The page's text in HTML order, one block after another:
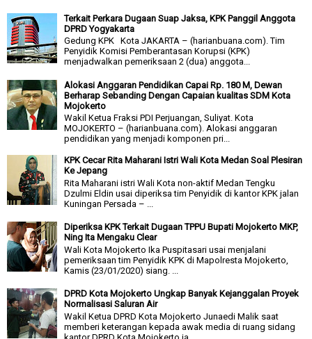
Terkait Perkara Dugaan Suap Jaksa, KPK Panggil Anggota
DPRD Yogyakarta
Gedung KPK Kota JAKARTA – (harianbuana.com). Tim
Penyidik Komisi Pemberantasan Korupsi (KPK)
menjadwalkan pemeriksaan 2 (dua) anggota...
Alokasi Anggaran Pendidikan Capai Rp. 180 M, Dewan
Berharap Sebanding Dengan Capaian kualitas SDM Kota
Mojokerto
Wakil Ketua Fraksi PDI Perjuangan, Suliyat. Kota
MOJOKERTO – (harianbuana.com). Alokasi anggaran
pendidikan yang menjadi komponen pri...
KPK Cecar Rita Maharani Istri Wali Kota Medan Soal Plesiran
Ke Jepang
Rita Maharani istri Wali Kota non-aktif Medan Tengku
Dzulmi Eldin usai diperiksa tim Penyidik di kantor KPK jalan
Kuningan Persada – ...
Diperiksa KPK Terkait Dugaan TPPU Bupati Mojokerto MKP,
Ning Ita Mengaku Clear
Wali Kota Mojokerto Ika Puspitasari usai menjalani
pemeriksaan tim Penyidik KPK di Mapolresta Mojokerto,
Kamis (23/01/2020) siang. ...
DPRD Kota Mojokerto Ungkap Banyak Kejanggalan Proyek
Normalisasi Saluran Air
Wakil Ketua DPRD Kota Mojokerto Junaedi Malik saat
memberi keterangan kepada awak media di ruang sidang